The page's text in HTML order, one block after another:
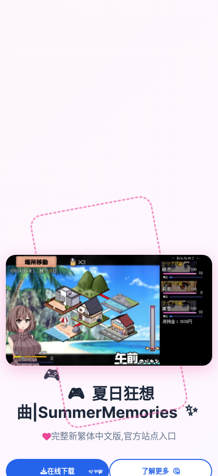
🎮 🎮 夏日狂想
曲|SummerMemories ✨
完整新繁体中文版,官方站点入口
在线下载 ✨⭐💫 了解更多 🤔